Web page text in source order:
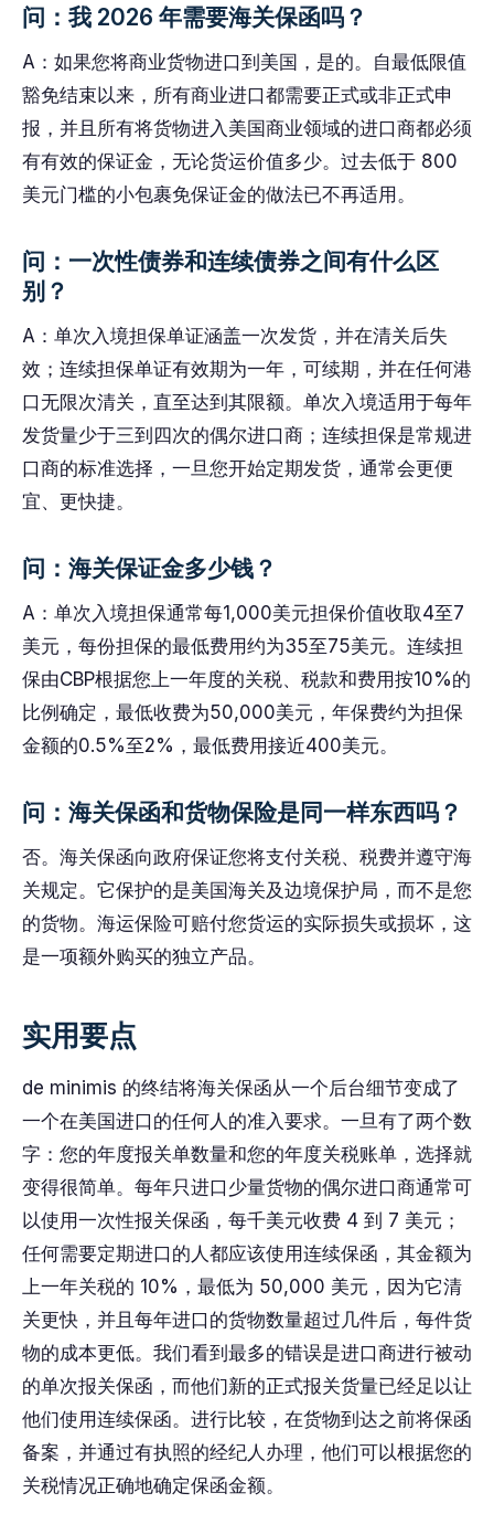
问：我 2026 年需要海关保函吗？
A：如果您将商业货物进口到美国，是的。自最低限值
豁免结束以来，所有商业进口都需要正式或非正式申
报，并且所有将货物进入美国商业领域的进口商都必须
有有效的保证金，无论货运价值多少。过去低于 800
美元门槛的小包裹免保证金的做法已不再适用。
问：一次性债券和连续债券之间有什么区
别？
A：单次入境担保单证涵盖一次发货，并在清关后失
效；连续担保单证有效期为一年，可续期，并在任何港
口无限次清关，直至达到其限额。单次入境适用于每年
发货量少于三到四次的偶尔进口商；连续担保是常规进
口商的标准选择，一旦您开始定期发货，通常会更便
宜、更快捷。
问：海关保证金多少钱？
A：单次入境担保通常每1,000美元担保价值收取4至7
美元，每份担保的最低费用约为35至75美元。连续担
保由CBP根据您上一年度的关税、税款和费用按10%的
比例确定，最低收费为50,000美元，年保费约为担保
金额的0.5%至2%，最低费用接近400美元。
问：海关保函和货物保险是同一样东西吗？
否。海关保函向政府保证您将支付关税、税费并遵守海
关规定。它保护的是美国海关及边境保护局，而不是您
的货物。海运保险可赔付您货运的实际损失或损坏，这
是一项额外购买的独立产品。
实用要点
de minimis 的终结将海关保函从一个后台细节变成了
一个在美国进口的任何人的准入要求。一旦有了两个数
字：您的年度报关单数量和您的年度关税账单，选择就
变得很简单。每年只进口少量货物的偶尔进口商通常可
以使用一次性报关保函，每千美元收费 4 到 7 美元；
任何需要定期进口的人都应该使用连续保函，其金额为
上一年关税的 10%，最低为 50,000 美元，因为它清
关更快，并且每年进口的货物数量超过几件后，每件货
物的成本更低。我们看到最多的错误是进口商进行被动
的单次报关保函，而他们新的正式报关货量已经足以让
他们使用连续保函。进行比较，在货物到达之前将保函
备案，并通过有执照的经纪人办理，他们可以根据您的
关税情况正确地确定保函金额。